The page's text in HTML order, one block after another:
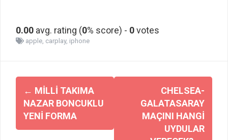
0.00 avg. rating (0% score) - 0votes
apple carplay, iphone
Yazı
dolaşımı
← MILLI TAKIMA
NAZAR BONCUKLU
YENI FORMA
CHELSEA-
GALATASARAY
MAÇINI HANGI
UYDULAR